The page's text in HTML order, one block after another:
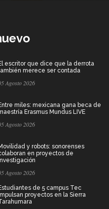
escritor que dice que la derrota
merece ser contada
Agosto 2026
miles: mexicana gana beca de
Erasmus Mundus LIVE
Agosto 2026
y robots: sonorenses
en proyectos de
Agosto 2026
de 5 campus Tec
proyectos en la Sierra